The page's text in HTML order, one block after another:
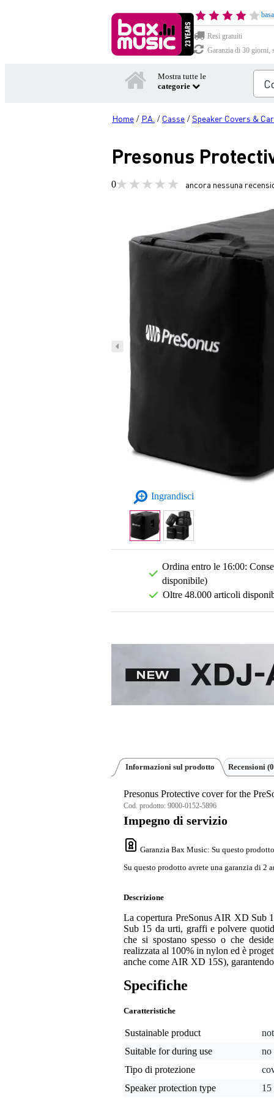
Resi gratuiti
Garanzia di 30 giorni,
Mostra tutte le
categorie
Home / P.A. / Casse /Speaker Covers &
Presonus
0 ancora nessuna
Ingrandisci
Ordina entro le 16:00:
disponibile)
Oltre 48.000 articoli
Informazioni sul prodotto Recensioni
Presonus Protective cover for the
Cod. prodotto: 9000-0152-5896
Impegno di servizio
Garanzia Bax Music: Su questo
Su questo prodotto avrete una garanzia di 2
Descrizione
La copertura PreSonus AIR XD Sub
Sub 15 da urti, graffi e polvere
che si spostano spesso o che
realizzata al 100% in nylon ed è
anche come AIR XD 15S),
Specifiche
Caratteristiche
Sustainable product
Suitable for during use
no
Tipo di protezione
Speaker protection type
15